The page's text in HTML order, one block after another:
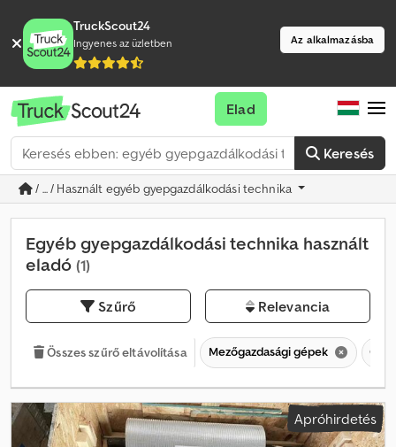
TruckScout24
Ingyenes az üzletben Az alkalmazásba
Keresés
Elad
/ ... / Használt egyéb gyepgazdálkodási technika
Egyéb gyepgazdálkodási technika használt
eladó (1)
Szűrő Relevancia
Összes szűrő eltávolítása Mezőgazdasági gépek
Apróhirdetés